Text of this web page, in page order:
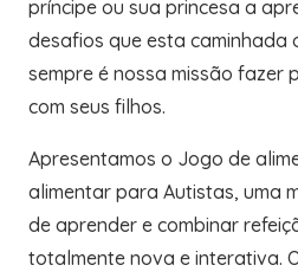
príncipe ou sua princesa a
desafios que esta caminhada
sempre é nossa missão fazer
com seus filhos.
Apresentamos o Jogo de
alimentar para Autistas, uma
de aprender e combinar
totalmente nova e interativa.